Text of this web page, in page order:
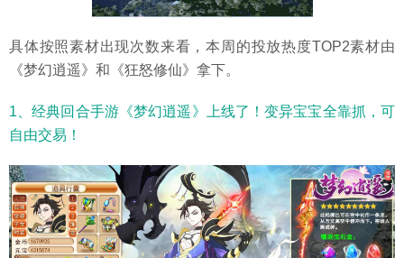
具体按照素材出现次数来看，本周的投放热度TOP2素材由
《梦幻逍遥》和《狂怒修仙》拿下。
1、经典回合手游《梦幻逍遥》上线了！变异宝宝全靠抓，可
自由交易！